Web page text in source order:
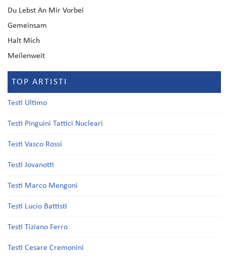
Du Lebst An Mir Vorbei
Gemeinsam
Halt Mich
Meilenweit
TOP ARTISTI
Testi Ultimo
Testi Pinguini Tattici Nucleari
Testi Vasco Rossi
Testi Jovanotti
Testi Marco Mengoni
Testi Lucio Battisti
Testi Tiziano Ferro
Testi Cesare Cremonini